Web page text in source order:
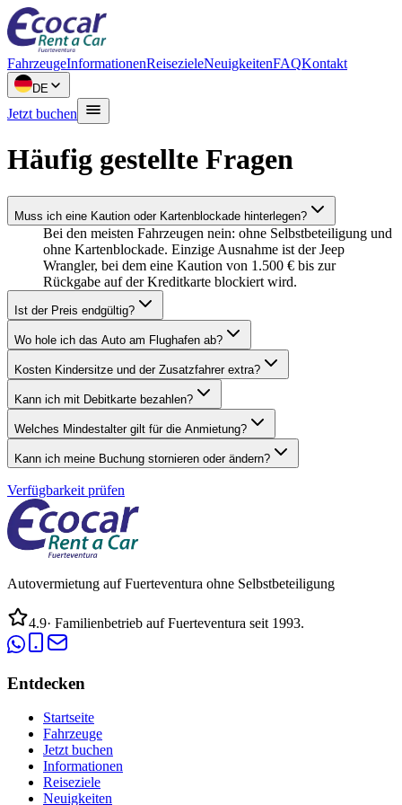
FahrzeugeInformationenReisezieleNeuigkeitenFAQKontakt
DE
Jetzt buchen
Häufig gestellte Fragen
Muss ich eine Kaution oder Kartenblockade hinterlegen?
Bei den meisten Fahrzeugen nein: ohne Selbstbeteiligung und
ohne Kartenblockade. Einzige Ausnahme ist der Jeep
Wrangler, bei dem eine Kaution von 1.500 € bis zur
Rückgabe auf der Kreditkarte blockiert wird.
Ist der Preis endgültig?
Wo hole ich das Auto am Flughafen ab?
Kosten Kindersitze und der Zusatzfahrer extra?
Kann ich mit Debitkarte bezahlen?
Welches Mindestalter gilt für die Anmietung?
Kann ich meine Buchung stornieren oder ändern?
Verfügbarkeit prüfen
Autovermietung auf Fuerteventura ohne Selbstbeteiligung
4.9· Familienbetrieb auf Fuerteventura seit 1993.
Entdecken
Startseite
Fahrzeuge
Jetzt buchen
Informationen
Reiseziele
Neuigkeiten